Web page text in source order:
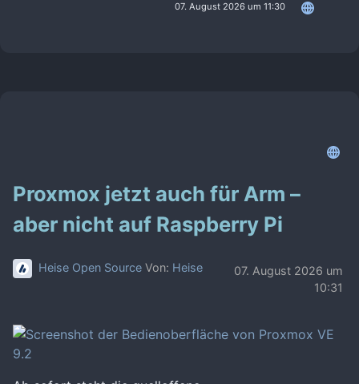
07. August 2026 um 11:30
Proxmox jetzt auch für Arm –
aber nicht auf Raspberry Pi
Heise Open Source Von: Heise
07. August 2026 um
10:31